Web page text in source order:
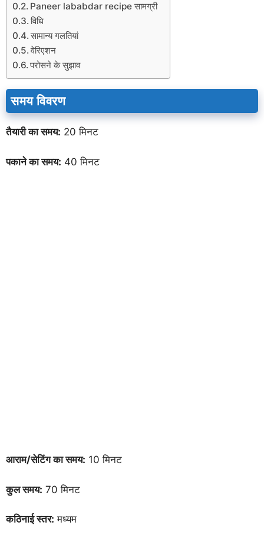
Paneer lababdar recipe सामग्री
विधि
सामान्य गलतियां
वेरिएशन
परोसने के सुझाव
समय विवरण
तैयारी का समय: 20 मिनट
पकाने का समय: 40 मिनट
आराम/सेटिंग का समय: 10 मिनट
कुल समय: 70 मिनट
कठिनाई स्तर: मध्यम